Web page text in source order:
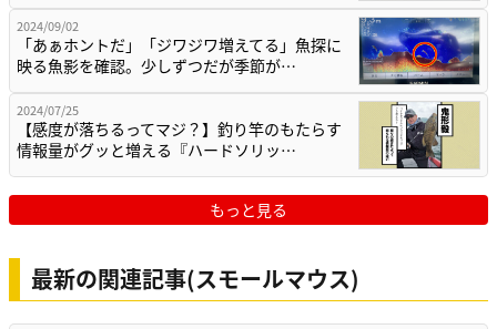
2024/09/02
「あぁホントだ」「ジワジワ増えてる」魚探に
映る魚影を確認。少しずつだが季節が…
2024/07/25
【感度が落ちるってマジ？】釣り竿のもたらす
情報量がグッと増える『ハードソリッ…
もっと見る
最新の関連記事(スモールマウス)